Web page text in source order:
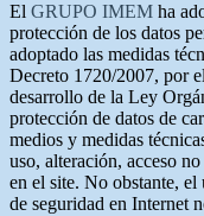
El GRUPO IMEM ha
protección de los datos
adoptado las medidas
Decreto 1720/2007, por
desarrollo de la Ley
protección de datos de
medios y medidas
uso, alteración, acceso
en el site. No obstante, el
de seguridad en Internet